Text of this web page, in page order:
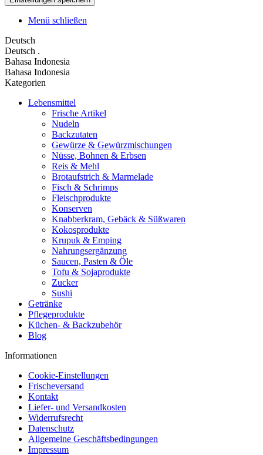
Menü schließen
Deutsch
Deutsch .
Bahasa Indonesia
Bahasa Indonesia
Kategorien
Lebensmittel
Frische Artikel
Nudeln
Backzutaten
Gewürze & Gewürzmischungen
Nüsse, Bohnen & Erbsen
Reis & Mehl
Brotaufstrich & Marmelade
Fisch & Schrimps
Fleischprodukte
Konserven
Knabberkram, Gebäck & Süßwaren
Kokosprodukte
Krupuk & Emping
Nahrungsergänzung
Saucen, Pasten & Öle
Tofu & Sojaprodukte
Zucker
Sushi
Getränke
Pflegeprodukte
Küchen- & Backzubehör
Blog
Informationen
Cookie-Einstellungen
Frischeversand
Kontakt
Liefer- und Versandkosten
Widerrufsrecht
Datenschutz
Allgemeine Geschäftsbedingungen
Impressum